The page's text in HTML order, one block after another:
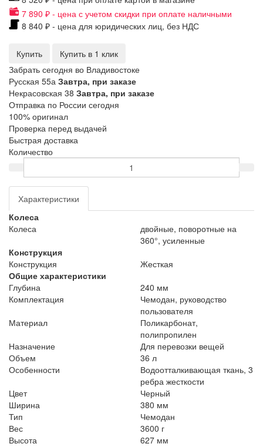
7 890 ₽ - цена с учетом скидки при оплате наличными
8 840 ₽ - цена для юридических лиц, без НДС
Купить
Купить в 1 клик
Забрать сегодня во Владивостоке
Русская 55а Завтра, при заказе
Некрасовская 38 Завтра, при заказе
Отправка по России сегодня
100% оригинал
Проверка перед выдачей
Быстрая доставка
Количество
Характеристики
Колеса
Колеса
двойные, поворотные на
360°, усиленные
Конструкция
Конструкция
Жесткая
Общие характеристики
Глубина
240 мм
Комплектация
Чемодан, руководство
пользователя
Материал
Поликарбонат,
полипропилен
Назначение
Для перевозки вещей
Объем
36 л
Особенности
Водоотталкивающая ткань, 3
ребра жесткости
Цвет
Черный
Ширина
380 мм
Тип
Чемодан
Вес
3600 г
Высота
627 мм